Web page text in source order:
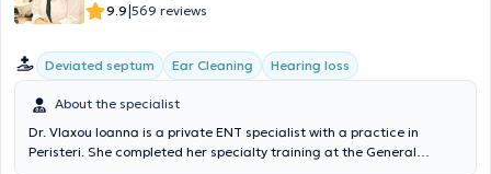
9.9|569 reviews
Deviated septum Ear Cleaning Hearing loss
About the specialist
Dr. Vlaxou Ioanna is a private ENT specialist with a practice in
Peristeri. She completed her specialty training at the General